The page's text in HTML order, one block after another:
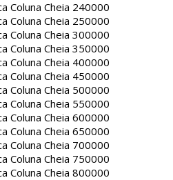
Coluna Cheia 240000
Coluna Cheia 250000
Coluna Cheia 300000
Coluna Cheia 350000
Coluna Cheia 400000
Coluna Cheia 450000
Coluna Cheia 500000
Coluna Cheia 550000
Coluna Cheia 600000
Coluna Cheia 650000
Coluna Cheia 700000
Coluna Cheia 750000
Coluna Cheia 800000